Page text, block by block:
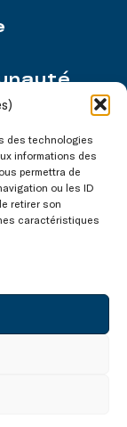
des technologies
informations des
permettra de
ou les ID
retirer son
caractéristiques